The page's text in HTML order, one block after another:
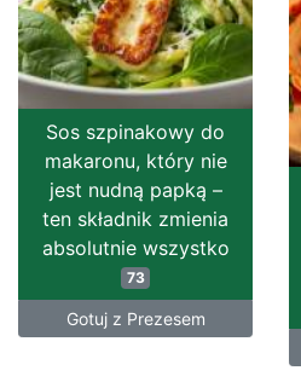
Sos szpinakowy do
makaronu, który nie
jest nudną papką –
ten składnik zmienia
absolutnie wszystko
73
Gotuj z Prezesem